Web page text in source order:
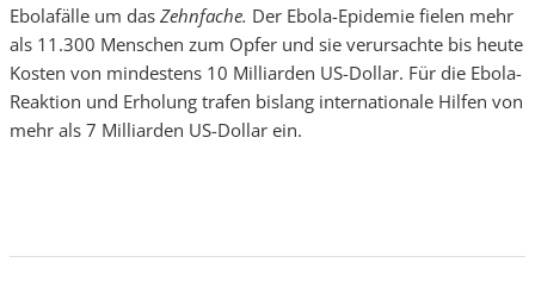
Ebolafälle um das Zehnfache. Der Ebola-Epidemie fielen mehr
als 11.300 Menschen zum Opfer und sie verursachte bis heute
Kosten von mindestens 10 Milliarden US-Dollar. Für die Ebola-
Reaktion und Erholung trafen bislang internationale Hilfen von
mehr als 7 Milliarden US-Dollar ein.